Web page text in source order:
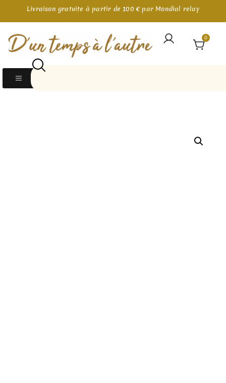
Livraison gratuite à partir de 100 € par Mondial relay
0